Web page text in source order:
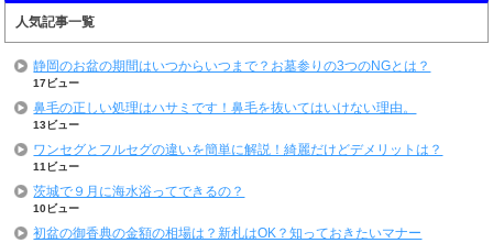
人気記事一覧
静岡のお盆の期間はいつからいつまで？お墓参りの3つのNGとは？
17ビュー
鼻毛の正しい処理はハサミです！鼻毛を抜いてはいけない理由。
13ビュー
ワンセグとフルセグの違いを簡単に解説！綺麗だけどデメリットは？
11ビュー
茨城で９月に海水浴ってできるの？
10ビュー
初盆の御香典の金額の相場は？新札はOK？知っておきたいマナー